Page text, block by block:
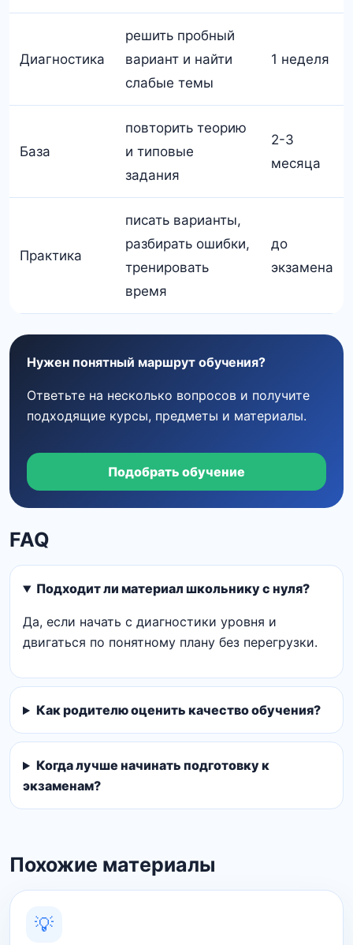
Диагностика
решить пробный
вариант и найти
слабые темы
1 неделя
База
повторить теорию
и типовые
задания
2-3
месяца
Практика
писать варианты,
разбирать ошибки,
тренировать
время
до
экзамена
Нужен понятный маршрут обучения?
Ответьте на несколько вопросов и получите
подходящие курсы, предметы и материалы.
Подобрать обучение
FAQ
Подходит ли материал школьнику с нуля?
Да, если начать с диагностики уровня и
двигаться по понятному плану без перегрузки.
Как родителю оценить качество обучения?
Когда лучше начинать подготовку к
экзаменам?
Похожие материалы
💡